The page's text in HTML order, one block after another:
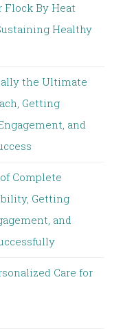
Flock By Heat
Healthy
the Ultimate
Getting
and
Complete
Getting
and
Care for